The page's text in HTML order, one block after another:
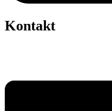
Kontakt